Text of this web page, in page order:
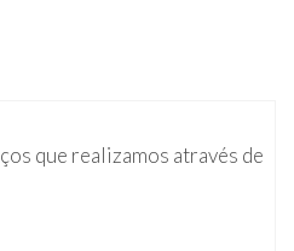
que realizamos através de